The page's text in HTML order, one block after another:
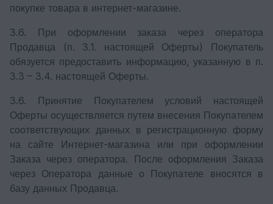
покупке товара в интернет-магазине.
3.6. При оформлении заказа через оператора
Продавца (п. 3.1. настоящей Оферты) Покупатель
обязуется предоставить информацию, указанную в п.
3.3 – 3.4. настоящей Оферты.
3.6. Принятие Покупателем условий настоящей
Оферты осуществляется путем внесения Покупателем
соответствующих данных в регистрационную форму
на сайте Интернет-магазина или при оформлении
Заказа через оператора. После оформления Заказа
через Оператора данные о Покупателе вносятся в
базу данных Продавца.